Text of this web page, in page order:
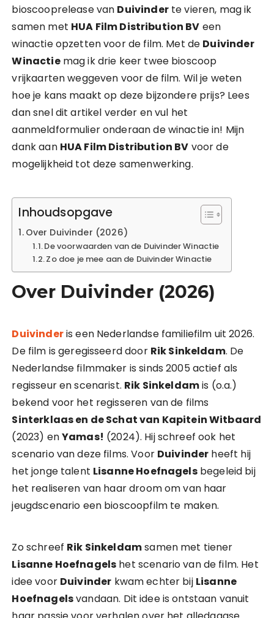
bioscooprelease van Duivinderte vieren, mag ik
samen met HUA Film Distribution BV een
winactie opzetten voor de film. Met de Duivinder
Winactiemag ik drie keer twee bioscoop
vrijkaarten weggeven voor de film. Wil je weten
hoe je kans maakt op deze bijzondere prijs? Lees
dan snel dit artikel verder en vul het
aanmeldformulier onderaan de winactie in! Mijn
dank aan HUA Film Distribution BV voor de
mogelijkheid tot deze samenwerking.
Inhoudsopgave
Over Duivinder (2026)
De voorwaarden van de Duivinder Winactie
Zo doe je mee aan de Duivinder Winactie
Over Duivinder (2026)
Duivinderis een Nederlandse familiefilm uit 2026.
De film is geregisseerd door Rik Sinkeldam. De
Nederlandse filmmaker is sinds 2005 actief als
regisseur en scenarist. Rik Sinkeldamis (o.a.)
bekend voor het regisseren van de films
Sinterklaas en de Schat van Kapitein Witbaard
(2023) enYamas! (2024). Hij schreef ook het
scenario van deze films. Voor Duivinder heeft hij
het jonge talent Lisanne Hoefnagelsbegeleid bij
het realiseren van haar droom om van haar
jeugdscenario een bioscoopfilm te maken.
Zo schreef Rik Sinkeldamsamen met tiener
Lisanne Hoefnagels het scenario van de film. Het
idee voor Duivinder kwam echter bij Lisanne
Hoefnagelsvandaan. Dit idee is ontstaan vanuit